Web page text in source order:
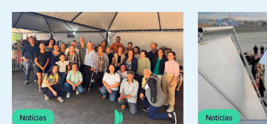
Notícias Notícias